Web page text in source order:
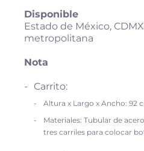
Disponible
Estado de México,
metropolitana
Nota
Carrito:
Altura x Largo x Ancho: 92
Materiales: Tubular de
tres carriles para colocar